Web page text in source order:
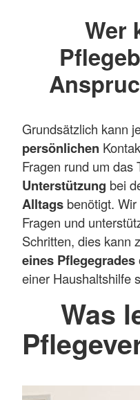
Wer
Grundsätzlich kann
persönlichen
Fragen rund um das
Unterstützung bei
Alltags benötigt.
Fragen und
Schritten, dies kann
eines Pflegegrades
einer Haushaltshilfe
Was